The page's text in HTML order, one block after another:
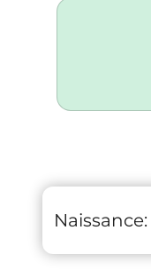
Naissance: